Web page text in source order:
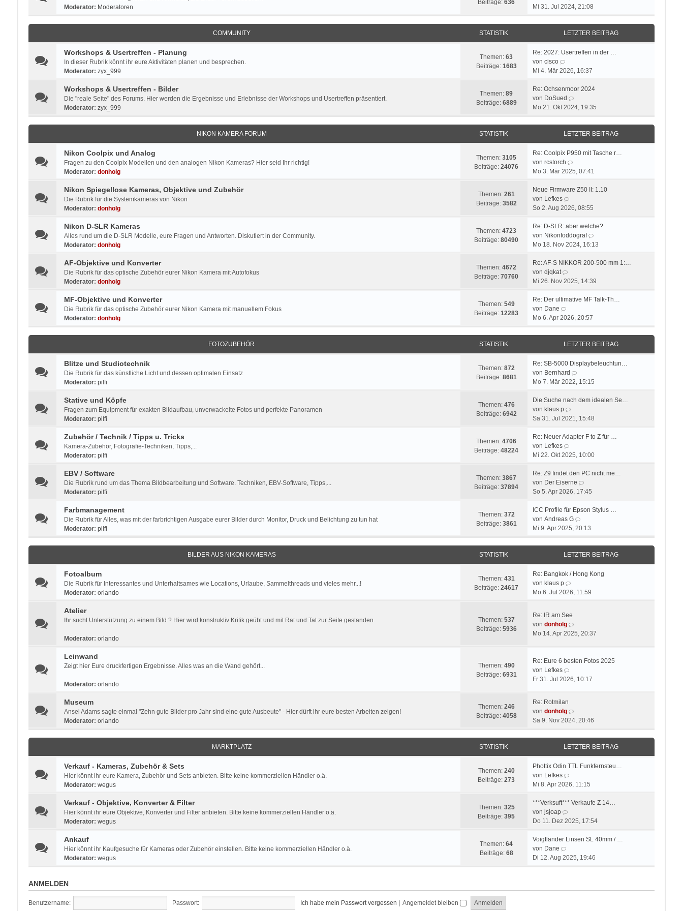
Moderator: Moderatoren
Beiträge:636
e
u
e
s
t
e
B
i
r
a
g
Mi 31. Jul 2024, 21:08
COMMUNITY STATISTIK LETZTER BEITRAG
Workshops & Usertreffen - Planung
In dieser Rubrik könnt ihr eure Aktivitäten planen und besprechen.
Moderator: zyx_999
Themen:63
Beiträge: 1683
Re: 2027: Usertreffen in der …
von cisco
e
e
s
t
e
r
B
e
i
r
g
Mi 4. Mär 2026, 16:37
Workshops & Usertreffen - Bilder
Die "reale Seite" des Forums. Hier werden die Ergebnisse und Erlebnisse der Workshops und Usertreffen präsentiert.
Moderator: zyx_999
Themen:89
Beiträge: 6889
Re: Ochsenmoor 2024
von DoSued
e
u
e
s
t
e
B
i
g
Mo 21. Okt 2024, 19:35
NIKON KAMERA FORUM STATISTIK LETZTER BEITRAG
Nikon Coolpix und Analog
Fragen zu den Coolpix Modellen und den analogen Nikon Kameras? Hier seid Ihr richtig!
Moderator: donholg
Themen:3105
Beiträge:24076
Re: Coolpix P950 mit Tasche r…
von rcstorch
e
e
t
r
B
e
t
a
Mo 3. Mär 2025, 07:41
Nikon Spiegellose Kameras, Objektive und Zubehör
Die Rubrik für die Systemkameras von Nikon
Moderator: donholg
Themen: 261
Beiträge: 3582
Neue Firmware Z50 II: 1.10
von Lefkes
e
e
s
t
r
e
t
a
g
So 2. Aug 2026, 08:55
Nikon D-SLR Kameras
Alles rund um die D-SLR Modelle, eure Fragen und Antworten. Diskutiert in der Community.
Moderator: donholg
Themen:4723
Beiträge:80490
Re: D-SLR: aber welche?
von Nikonfoddograf
e
e
t
r
i
t
r
a
g
Mo 18. Nov 2024, 16:13
AF-Objektive und Konverter
Die Rubrik für das optische Zubehör eurer Nikon Kamera mit Autofokus
Moderator: donholg
Themen:4672
Beiträge:70760
Re: AF-S NIKKOR 200-500 mm 1:…
von djqkat
e
e
t
e
r
B
e
t
r
g
Mi 26. Nov 2025, 14:39
MF-Objektive und Konverter
Die Rubrik für das optische Zubehör eurer Nikon Kamera mit manuellem Fokus
Moderator: donholg
Themen: 549
Beiträge:12283
Re: Der ultimative MF Talk-Th…
von Dane
e
u
e
s
t
e
r
B
i
t
r
g
Mo 6. Apr 2026, 20:57
FOTOZUBEHÖR STATISTIK LETZTER BEITRAG
Blitze und Studiotechnik
Die Rubrik für das künstliche Licht und dessen optimalen Einsatz
Moderator: pilfi
Themen: 872
Beiträge: 8681
Re: SB-5000 Displaybeleuchtun…
von Bernhard
e
e
r
e
t
r
a
Mo 7. Mär 2022, 15:15
Stative und Köpfe
Fragen zum Equipment für exakten Bildaufbau, unverwackelte Fotos und perfekte Panoramen
Moderator: pilfi
Themen: 476
Beiträge: 6942
Die Suche nach dem idealen Se…
von klaus p
e
e
t
r
B
e
r
a
g
Sa 31. Jul 2021, 15:48
Zubehör / Technik / Tipps u. Tricks
Kamera-Zubehör, Fotografie-Techniken, Tipps,...
Moderator: pilfi
Themen:4706
Beiträge:48224
Re: Neuer Adapter F to Z für …
von Lefkes
e
e
s
t
r
B
e
i
t
r
a
g
Mi 22. Okt 2025, 10:00
EBV / Software
Die Rubrik rund um das Thema Bildbearbeitung und Software. Techniken, EBV-Software, Tipps,...
Moderator: pilfi
Themen:3867
Beiträge:37894
Re: Z9 findet den PC nicht me…
von Der Eiserne
e
e
t
e
r
B
e
i
r
So 5. Apr 2026, 17:45
Farbmanagement
Die Rubrik für Alles, was mit der farbrichtigen Ausgabe eurer Bilder durch Monitor, Druck und Belichtung zu tun hat
Moderator: pilfi
Themen: 372
Beiträge: 3861
ICC Profile für Epson Stylus …
von Andreas G
e
u
e
s
t
e
B
a
Mi 9. Apr 2025, 20:13
BILDER AUS NIKON KAMERAS STATISTIK LETZTER BEITRAG
Fotoalbum
Die Rubrik für Interessantes und Unterhaltsames wie Locations, Urlaube, Sammelthreads und vieles mehr...!
Moderator: orlando
Themen: 431
Beiträge:24617
Re: Bangkok / Hong Kong
von klaus p
e
s
t
e
e
t
g
Mo 6. Jul 2026, 11:59
Atelier
Ihr sucht Unterstützung zu einem Bild ? Hier wird konstruktiv Kritik geübt und mit Rat und Tat zur Seite gestanden.
Moderator: orlando
Themen: 537
Beiträge: 5936
Re: IR am See
von donholg
e
s
e
t
a
Mo 14. Apr 2025, 20:37
Leinwand
Zeigt hier Eure druckfertigen Ergebnisse. Alles was an die Wand gehört...
Moderator: orlando
Themen: 490
Beiträge: 6931
Re: Eure 6 besten Fotos 2025
von Lefkes
e
t
e
B
t
a
Fr 31. Jul 2026, 10:17
Museum
Ansel Adams sagte einmal "Zehn gute Bilder pro Jahr sind eine gute Ausbeute" - Hier dürft ihr eure besten Arbeiten zeigen!
Moderator: orlando
Themen: 246
Beiträge: 4058
Re: Rotmilan
von donholg
e
u
e
s
t
e
B
i
r
g
Sa 9. Nov 2024, 20:46
MARKTPLATZ STATISTIK LETZTER BEITRAG
Verkauf - Kameras, Zubehör & Sets
Hier könnt ihr eure Kamera, Zubehör und Sets anbieten. Bitte keine kommerziellen Händler o.ä.
Moderator: wegus
Themen: 240
Beiträge:273
Phottix Odin TTL Funkfernsteu…
von Lefkes
e
e
t
r
e
i
Mi 8. Apr 2026, 11:15
Verkauf - Objektive, Konverter & Filter
Hier könnt ihr eure Objektive, Konverter und Filter anbieten. Bitte keine kommerziellen Händler o.ä.
Moderator: wegus
Themen: 325
Beiträge:395
***Verksuft*** Verkaufe Z 14…
von jsjoap
e
e
t
e
Do 11. Dez 2025, 17:54
Ankauf
Hier könnt ihr Kaufgesuche für Kameras oder Zubehör einstellen. Bitte keine kommerziellen Händler o.ä.
Moderator: wegus
Themen:64
Beiträge: 68
Voigtländer Linsen SL 40mm / …
von Dane
e
u
Di 12. Aug 2025, 19:46
ANMELDEN
Benutzername: Passwort: Ich habe mein Passwort vergessen Angemeldet bleiben